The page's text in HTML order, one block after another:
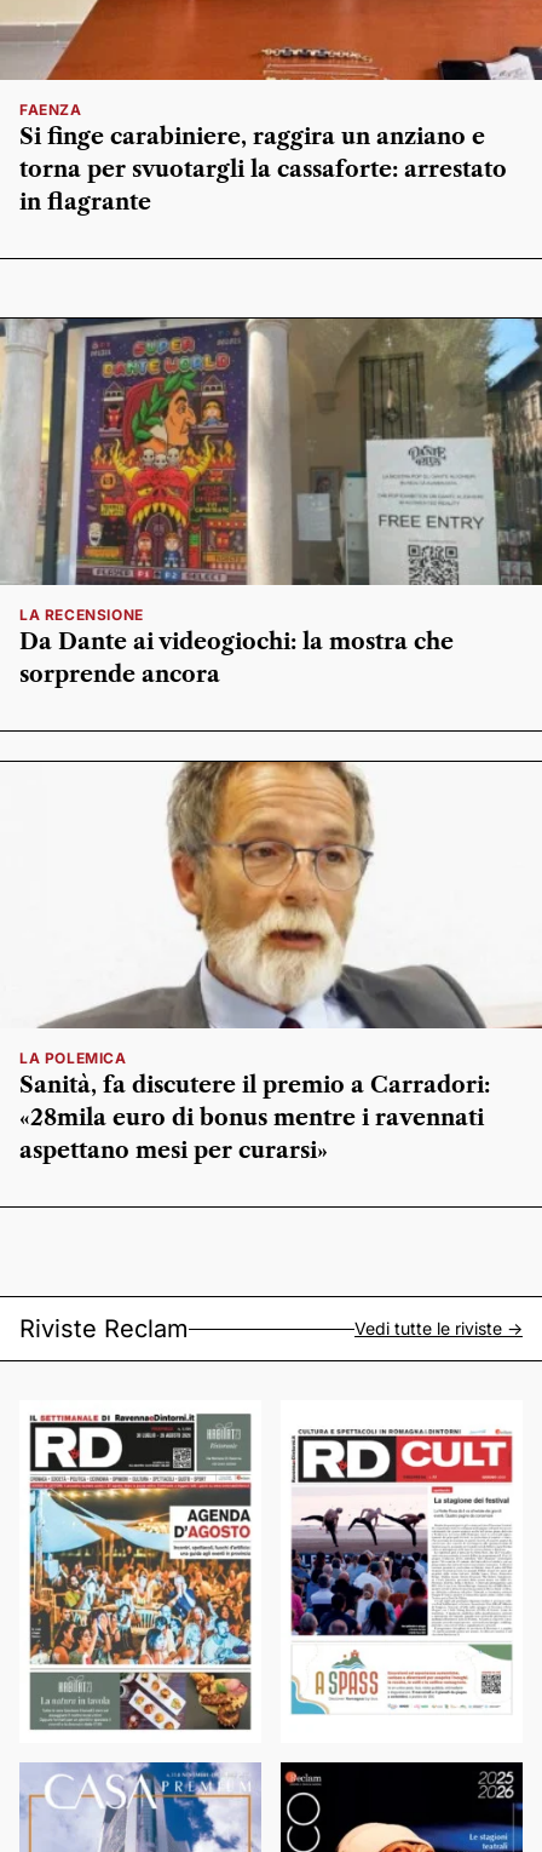
FAENZA
Si finge carabiniere, raggira un anziano e
torna per svuotargli la cassaforte: arrestato
in flagrante
LA RECENSIONE
Da Dante ai videogiochi: la mostra che
sorprende ancora
LA POLEMICA
Sanità, fa discutere il premio a Carradori:
«28mila euro di bonus mentre i ravennati
aspettano mesi per curarsi»
Riviste Reclam Vedi tutte le riviste ->